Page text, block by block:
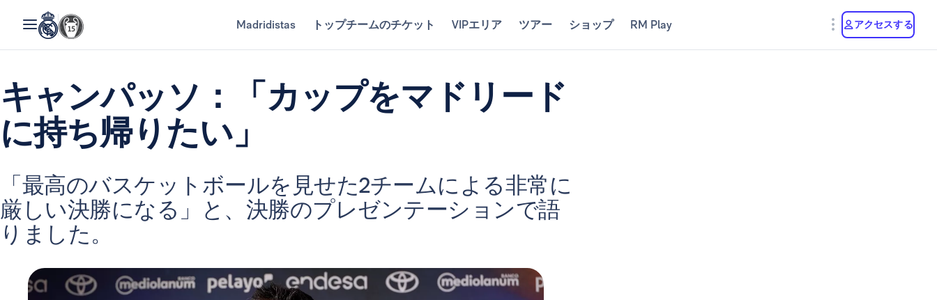
Madridistas トップチームのチケット VIPエリア ツアー ショップ RM Play アクセスする
キャンパッソ：「カップをマドリード
に持ち帰りたい」
「最高のバスケットボールを見せた2チームによる非常に
厳しい決勝になる」と、決勝のプレゼンテーションで語
りました。